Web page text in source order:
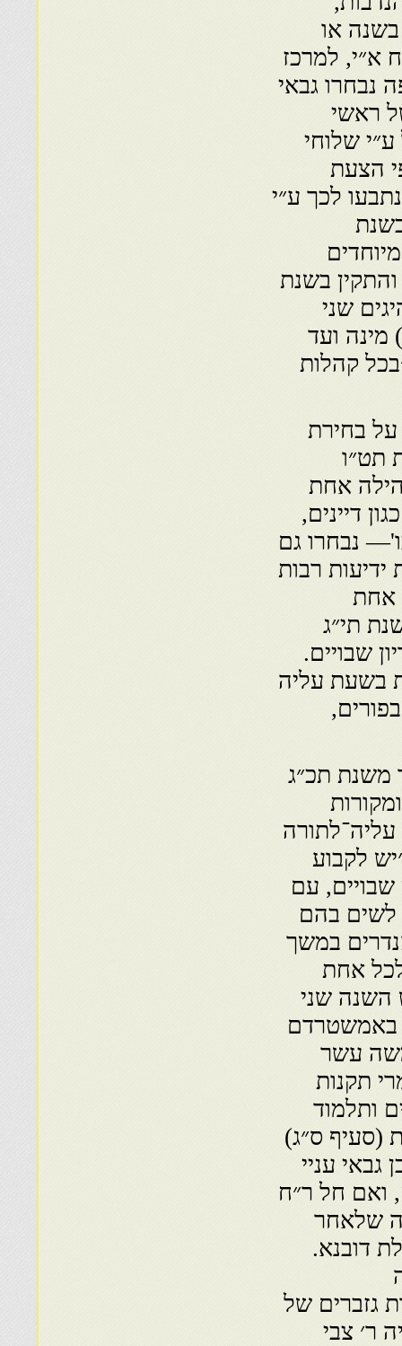
בשנה או
א״י, למרכז
נבחרו גבאי
ראשי
שלוחי
הצעת
לכך ע״י
מיוחדים
והתקין בשנת
שני
גבאים [לצדקה] לעניי א״י״. בשנת תצ״ט (1739) מינה ועד
קהלות
על בחירת
תט״ו
אחת
דיינים,
נבחרו גם
ידיעות רבות
אחת
תי״ג
שבויים.
בשעת עליה
משנת תכ״ג
לקבוע
שבויים, עם
לשים בהם
במשך
אחת
השנה שני
באמשטרדם
חמשה עשר
תקנות
ותלמוד
(סעיף ס״ג)
גבאי עניי
ואם חל ר״ח
שלאחר
דובנא.
גזברים של
ר׳ צבי